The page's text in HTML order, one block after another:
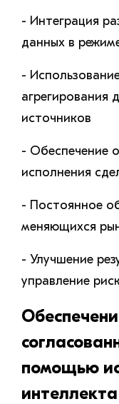
- Интеграция
данных в
-
агрегирования
источников
- Обеспечение
исполнения
- Постоянное
меняющихся
- Улучшение
управление
помощью